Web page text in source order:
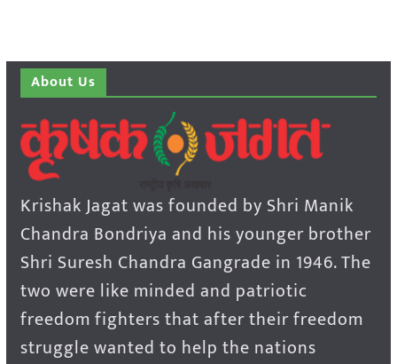
About Us
Krishak Jagat was founded by Shri Manik
Chandra Bondriya and his younger brother
Shri Suresh Chandra Gangrade in 1946. The
two were like minded and patriotic
freedom fighters that after their freedom
struggle wanted to help the nations